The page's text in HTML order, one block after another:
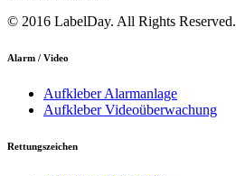
© 2016 LabelDay. All Rights Reserved.
Alarm / Video
Aufkleber Alarmanlage
Aufkleber Videoüberwachung
Rettungszeichen